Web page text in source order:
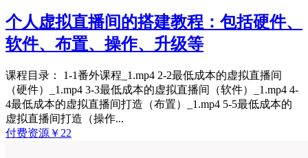
个人虚拟直播间的搭建教程：包括硬件、
软件、布置、操作、升级等
课程目录： 1-1番外课程_1.mp4 2-2最低成本的虚拟直播间
（硬件）_1.mp4 3-3最低成本的虚拟直播间（软件）_1.mp4 4-
4最低成本的虚拟直播间打造（布置）_1.mp4 5-5最低成本的
虚拟直播间打造（操作...
付费资源 ￥ 22